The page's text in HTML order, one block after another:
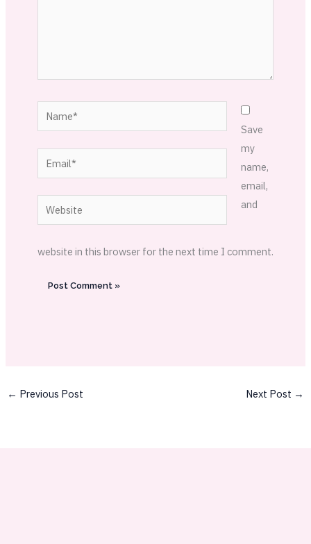
Name*
Email*
Website
Save
my
name,
email,
and
website in this browser for the next time I comment.
← Previous Post Next Post →